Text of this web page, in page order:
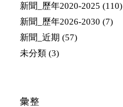
新聞_歷年2020-2025 (110)
新聞_歷年2026-2030 (7)
新聞_近期 (57)
未分類(3)
彙整